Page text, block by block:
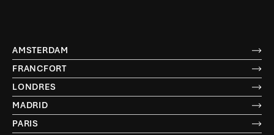
AMSTERDAM
FRANCFORT
LONDRES
MADRID
PARIS